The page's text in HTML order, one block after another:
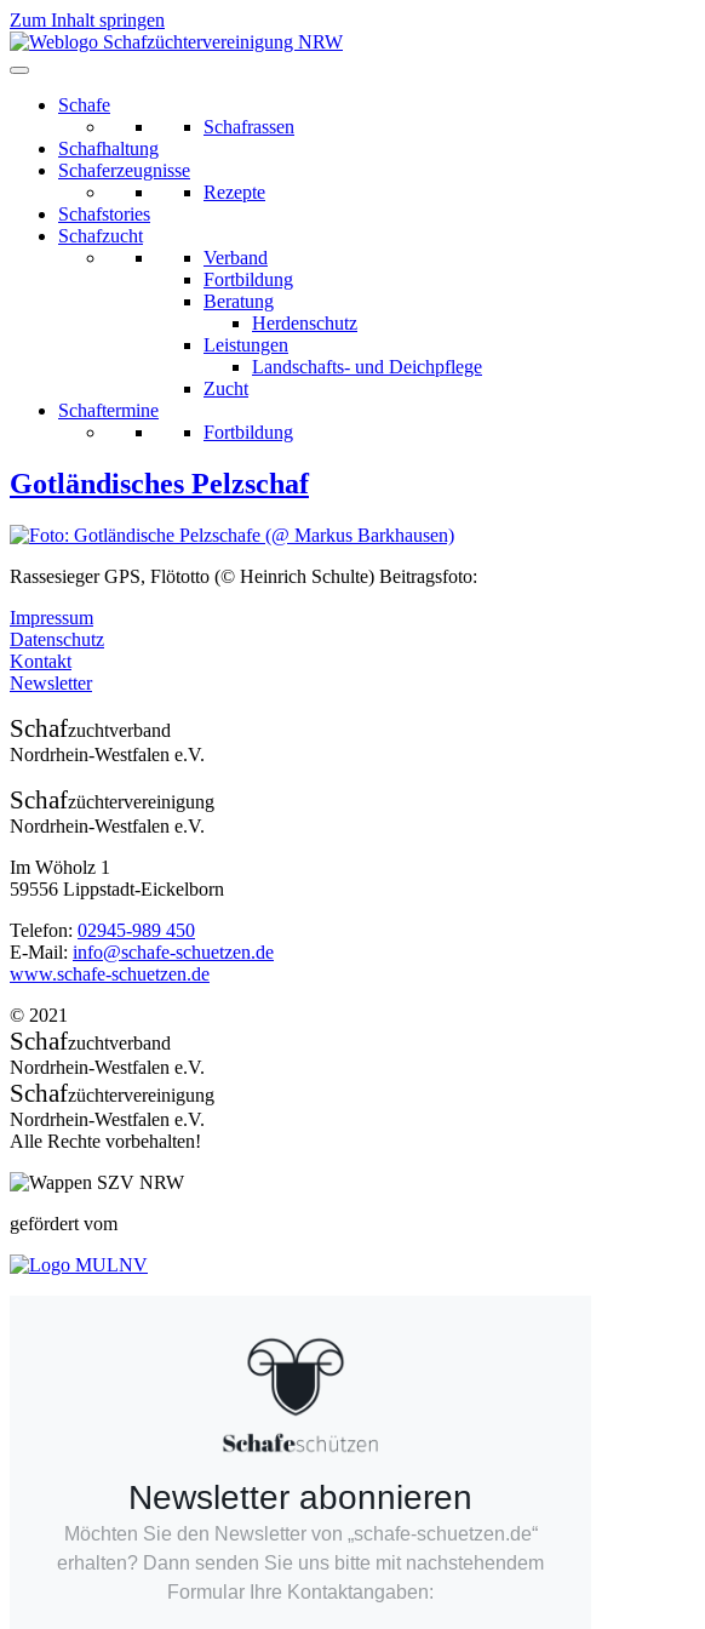
Zum Inhalt springen
Schafe
Schafrassen
Schafhaltung
Schaferzeugnisse
Rezepte
Schafstories
Schafzucht
Verband
Fortbildung
Beratung
Herdenschutz
Leistungen
Landschafts- und Deichpflege
Zucht
Schaftermine
Fortbildung
Gotländisches Pelzschaf
Rassesieger GPS, Flötotto (© Heinrich Schulte) Beitragsfoto:
Impressum
Datenschutz
Kontakt
Newsletter
Schafzuchtverband
Nordrhein-Westfalen e.V.
Schafzüchtervereinigung
Nordrhein-Westfalen e.V.
Im Wöholz 1
59556 Lippstadt-Eickelborn
Telefon: 02945-989 450
E-Mail: info@schafe-schuetzen.de
www.schafe-schuetzen.de
© 2021
Schafzuchtverband
Nordrhein-Westfalen e.V.
Schafzüchtervereinigung
Nordrhein-Westfalen e.V.
Alle Rechte vorbehalten!
gefördert vom
Newsletter abonnieren
Möchten Sie den Newsletter von „schafe-schuetzen.de“
erhalten? Dann senden Sie uns bitte mit nachstehendem
Formular Ihre Kontaktangaben: